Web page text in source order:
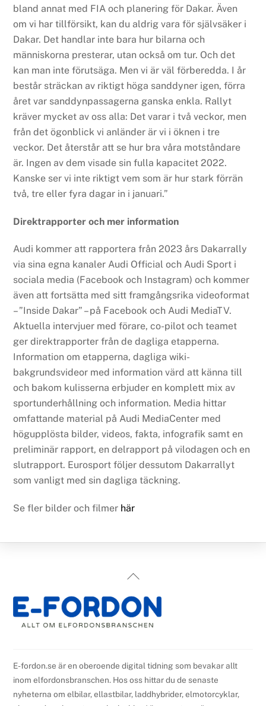
bland annat med FIA och planering för Dakar. Även
om vi har tillförsikt, kan du aldrig vara för självsäker i
Dakar. Det handlar inte bara hur bilarna och
människorna presterar, utan också om tur. Och det
kan man inte förutsäga. Men vi är väl förberedda. I år
består sträckan av riktigt höga sanddyner igen, förra
året var sanddynpassagerna ganska enkla. Rallyt
kräver mycket av oss alla: Det varar i två veckor, men
från det ögonblick vi anländer är vi i öknen i tre
veckor. Det återstår att se hur bra våra motståndare
är. Ingen av dem visade sin fulla kapacitet 2022.
Kanske ser vi inte riktigt vem som är hur stark förrän
två, tre eller fyra dagar in i januari.”
Direktrapporter och mer information
Audi kommer att rapportera från 2023 års Dakarrally
via sina egna kanaler Audi Official och Audi Sport i
sociala media (Facebook och Instagram) och kommer
även att fortsätta med sitt framgångsrika videoformat
– ”Inside Dakar” – på Facebook och Audi MediaTV.
Aktuella intervjuer med förare, co-pilot och teamet
ger direktrapporter från de dagliga etapperna.
Information om etapperna, dagliga wiki-
bakgrundsvideor med information värd att känna till
och bakom kulisserna erbjuder en komplett mix av
sportunderhållning och information. Media hittar
omfattande material på Audi MediaCenter med
högupplösta bilder, videos, fakta, infografik samt en
preliminär rapport, en delrapport på vilodagen och en
slutrapport. Eurosport följer dessutom Dakarrallyt
som vanligt med sin dagliga täckning.
Se fler bilder och filmer här
Back
Top
E-fordon.se är en oberoende digital tidning som bevakar allt
inom elfordonsbranschen. Hos oss hittar du de senaste
nyheterna om elbilar, ellastbilar, laddhybrider, elmotorcyklar,